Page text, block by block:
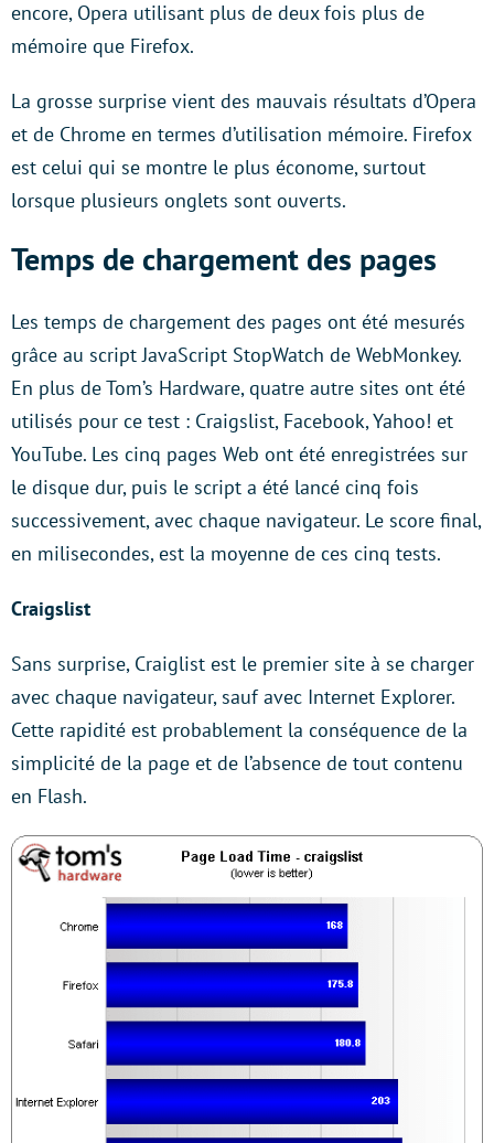
encore, Opera utilisant plus de deux fois plus de
mémoire que Firefox.
La grosse surprise vient des mauvais résultats d’Opera
et de Chrome en termes d’utilisation mémoire. Firefox
est celui qui se montre le plus économe, surtout
lorsque plusieurs onglets sont ouverts.
Temps de chargement des pages
Les temps de chargement des pages ont été mesurés
grâce au script JavaScript StopWatch de WebMonkey.
En plus de Tom’s Hardware, quatre autre sites ont été
utilisés pour ce test : Craigslist, Facebook, Yahoo! et
YouTube. Les cinq pages Web ont été enregistrées sur
le disque dur, puis le script a été lancé cinq fois
successivement, avec chaque navigateur. Le score final,
en milisecondes, est la moyenne de ces cinq tests.
Craigslist
Sans surprise, Craiglist est le premier site à se charger
avec chaque navigateur, sauf avec Internet Explorer.
Cette rapidité est probablement la conséquence de la
simplicité de la page et de l’absence de tout contenu
en Flash.